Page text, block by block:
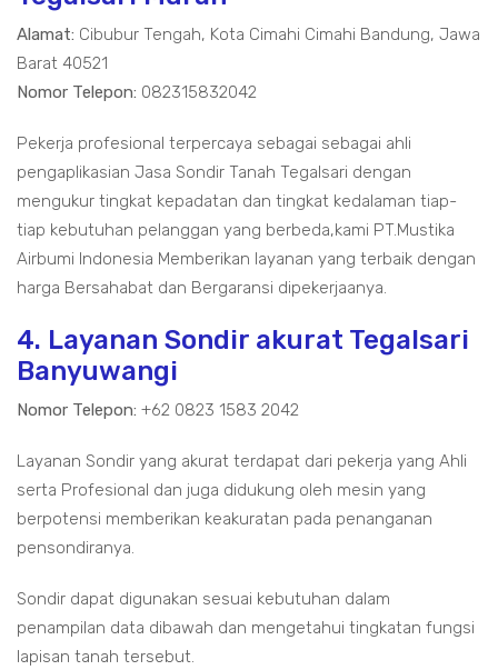
Alamat: Cibubur Tengah, Kota Cimahi Cimahi Bandung, Jawa
Barat 40521
Nomor Telepon: 082315832042
Pekerja profesional terpercaya sebagai sebagai ahli
pengaplikasian Jasa Sondir Tanah Tegalsari dengan
mengukur tingkat kepadatan dan tingkat kedalaman tiap-
tiap kebutuhan pelanggan yang berbeda,kami PT.Mustika
Airbumi Indonesia Memberikan layanan yang terbaik dengan
harga Bersahabat dan Bergaransi dipekerjaanya.
4. Layanan Sondir akurat Tegalsari
Banyuwangi
Nomor Telepon: +62 0823 1583 2042
Layanan Sondir yang akurat terdapat dari pekerja yang Ahli
serta Profesional dan juga didukung oleh mesin yang
berpotensi memberikan keakuratan pada penanganan
pensondiranya.
Sondir dapat digunakan sesuai kebutuhan dalam
penampilan data dibawah dan mengetahui tingkatan fungsi
lapisan tanah tersebut.